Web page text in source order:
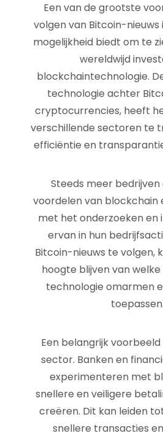
Een van de grootste
volgen van Bitcoin-nieuws
mogelijkheid biedt om te
wereldwijd
blockchaintechnologie.
technologie achter
cryptocurrencies, heeft
verschillende sectoren te
efficiëntie en
Steeds meer
voordelen van blockchain
met het onderzoeken
ervan in hun
Bitcoin-nieuws te volgen,
hoogte blijven van
technologie omarmen
toepassen.
Een belangrijk
sector. Banken en
experimenteren met
snellere en veiligere
creëren. Dit kan leiden
snellere transacties